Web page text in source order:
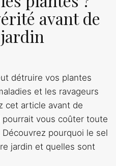
avant de
détruire vos plantes
et les ravageurs
cet article avant de
vous coûter toute
pourquoi le sel
jardin et quelles sont